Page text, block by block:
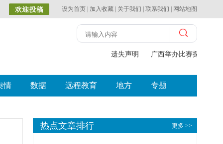
设为首页 加入收藏 关于我们 联系我们 网站地图
遗失声明 广西举办比赛探索中
情 数据 远程教育 地方 专题
更多 >>
热点文章排行